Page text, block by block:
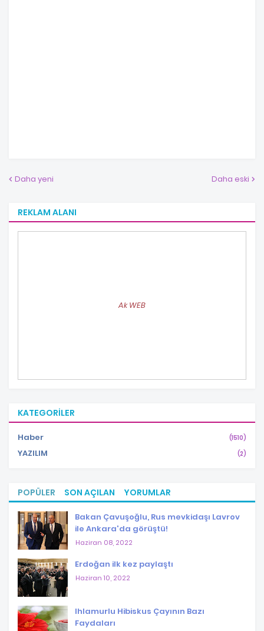
Daha yeni Daha eski
REKLAM ALANI
Ak WEB
KATEGORILER
Haber (1510)
YAZILIM (2)
POPÜLER SON AÇILAN YORUMLAR
Bakan Çavuşoğlu, Rus mevkidaşı Lavrov
ile Ankara'da görüştü!
Haziran 08, 2022
Erdoğan ilk kez paylaştı
Haziran 10, 2022
Ihlamurlu Hibiskus Çayının Bazı
Faydaları